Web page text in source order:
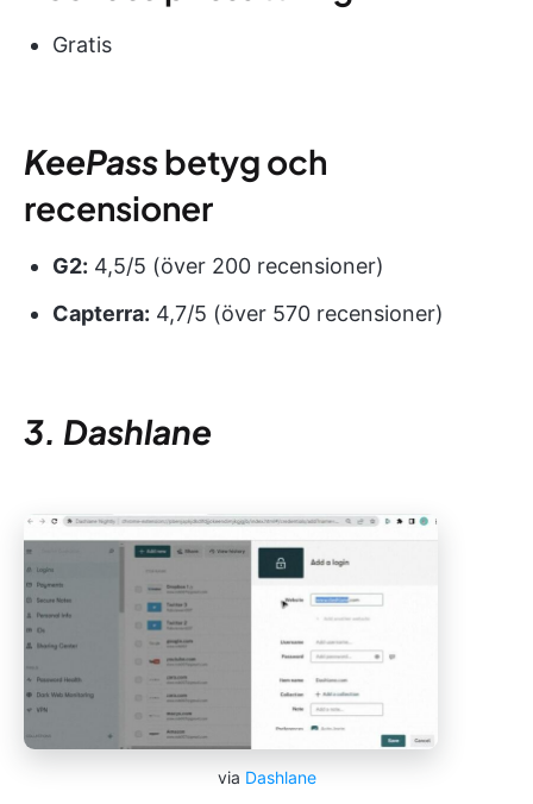
Gratis
KeePassbetyg och
recensioner
G2: 4,5/5 (över 200 recensioner)
Capterra: 4,7/5 (över 570 recensioner)
3. Dashlane
via Dashlane